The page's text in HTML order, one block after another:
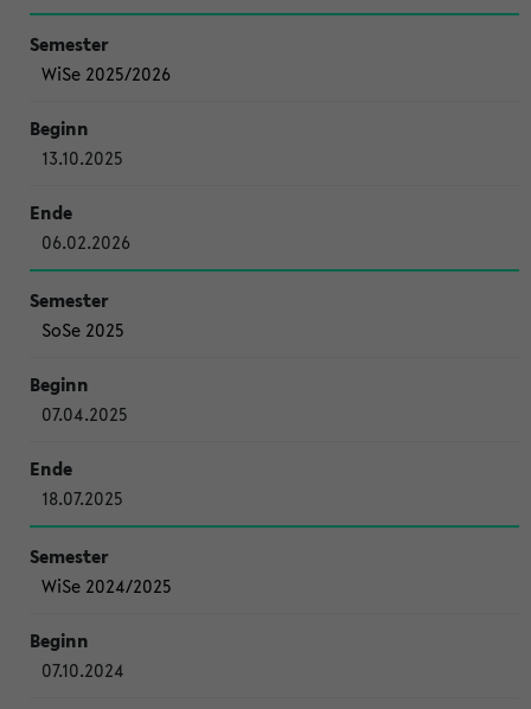
WiSe 2025/2026
13.10.2025
06.02.2026
SoSe 2025
07.04.2025
18.07.2025
WiSe 2024/2025
07.10.2024